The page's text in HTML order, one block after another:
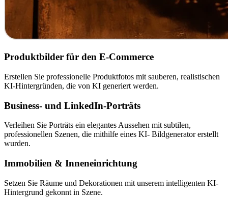
Produktbilder für den E-Commerce
Erstellen Sie professionelle Produktfotos mit sauberen, realistischen
KI-Hintergründen, die von KI generiert werden.
Business- und LinkedIn-Porträts
Verleihen Sie Porträts ein elegantes Aussehen mit subtilen,
professionellen Szenen, die mithilfe eines KI- Bildgenerator erstellt
wurden.
Immobilien & Inneneinrichtung
Setzen Sie Räume und Dekorationen mit unserem intelligenten KI-
Hintergrund gekonnt in Szene.